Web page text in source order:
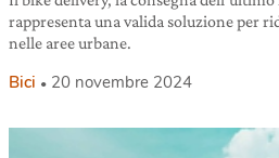
rappresenta una valida soluzione per
nelle aree urbane.
Bici 20 novembre 2024